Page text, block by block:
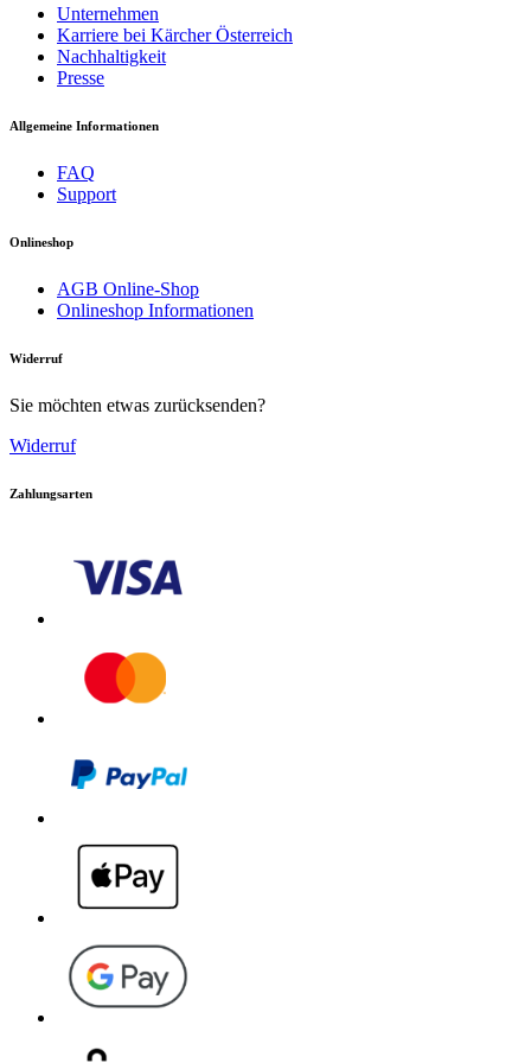
Unternehmen
Karriere bei Kärcher Österreich
Nachhaltigkeit
Presse
Allgemeine Informationen
FAQ
Support
Onlineshop
AGB Online-Shop
Onlineshop Informationen
Widerruf
Sie möchten etwas zurücksenden?
Widerruf
Zahlungsarten